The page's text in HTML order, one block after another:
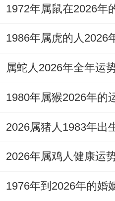
单身属鸡女在寻找爱
的原因工作与生活的
定会一定关系到！长
怎么着么累呀！”着
合、适当休息同放松,
属蛇人2026年全年运